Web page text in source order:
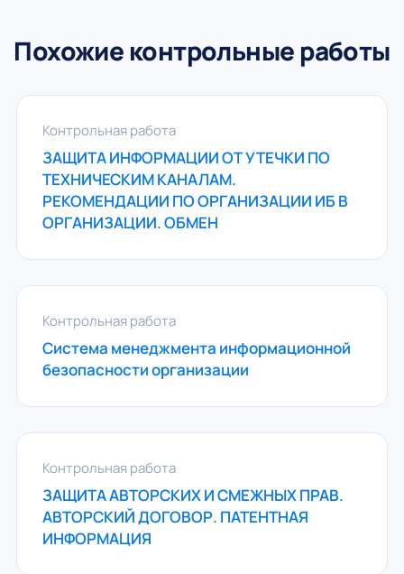
Похожие контрольные работы
Контрольная работа
ЗАЩИТА ИНФОРМАЦИИ ОТ УТЕЧКИ ПО
ТЕХНИЧЕСКИМ КАНАЛАМ.
РЕКОМЕНДАЦИИ ПО ОРГАНИЗАЦИИ ИБ В
ОРГАНИЗАЦИИ. ОБМЕН
Контрольная работа
Система менеджмента информационной
безопасности организации
Контрольная работа
ЗАЩИТА АВТОРСКИХ И СМЕЖНЫХ ПРАВ.
АВТОРСКИЙ ДОГОВОР. ПАТЕНТНАЯ
ИНФОРМАЦИЯ